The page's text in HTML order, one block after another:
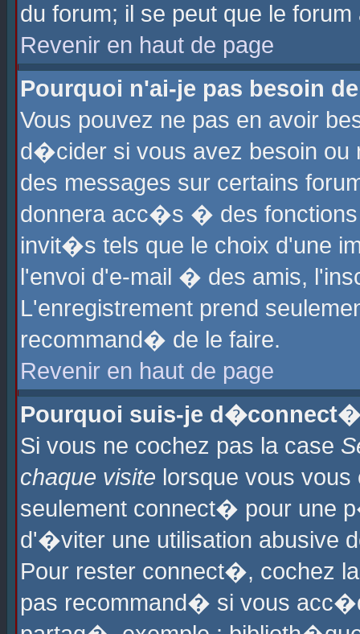
du forum; il se peut que le
Revenir en haut de page
Pourquoi n'ai-je pas besoin
Vous pouvez ne pas en avoir
d�cider si vous avez besoin ou
des messages sur certains
donnera acc�s � des fonctions
invit�s tels que le choix d'une
l'envoi d'e-mail � des amis,
L'enregistrement prend
recommand� de le faire.
Revenir en haut de page
Pourquoi suis-je
Si vous ne cochez pas la case
chaque visite lorsque vous
seulement connect� pour une
d'�viter une utilisation abusive
Pour rester connect�, cochez
pas recommand� si vous